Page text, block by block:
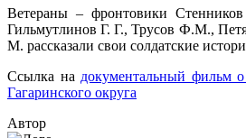
Ветераны – фронтовики
Гильмутлинов Г. Г., Трусов Ф.М.,
М. рассказали свои солдатские
Ссылка на документальный фильм о
Гагаринского округа
Автор